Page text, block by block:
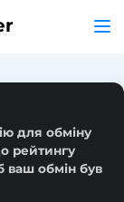
для обміну
рейтингу
ваш обмін був